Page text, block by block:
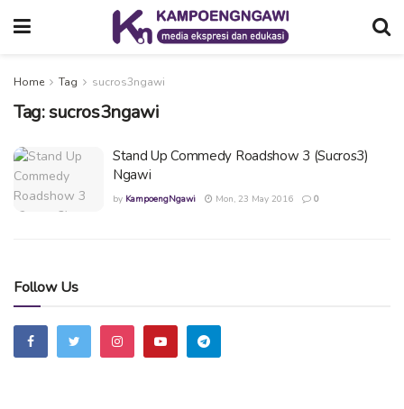
Home Tag sucros3ngawi
Tag:sucros3ngawi
Stand Up Commedy Roadshow 3 (Sucros3)
Ngawi
by KampoengNgawi Mon, 23 May 2016 0
Follow Us